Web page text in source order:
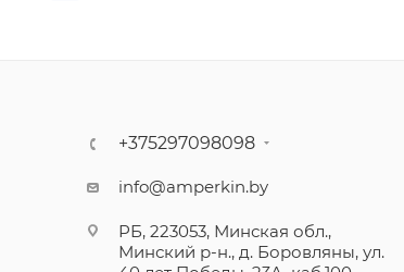
+375297098098
info@amperkin.by
РБ, 223053, Минская обл.,
Минский р-н., д. Боровляны, ул.